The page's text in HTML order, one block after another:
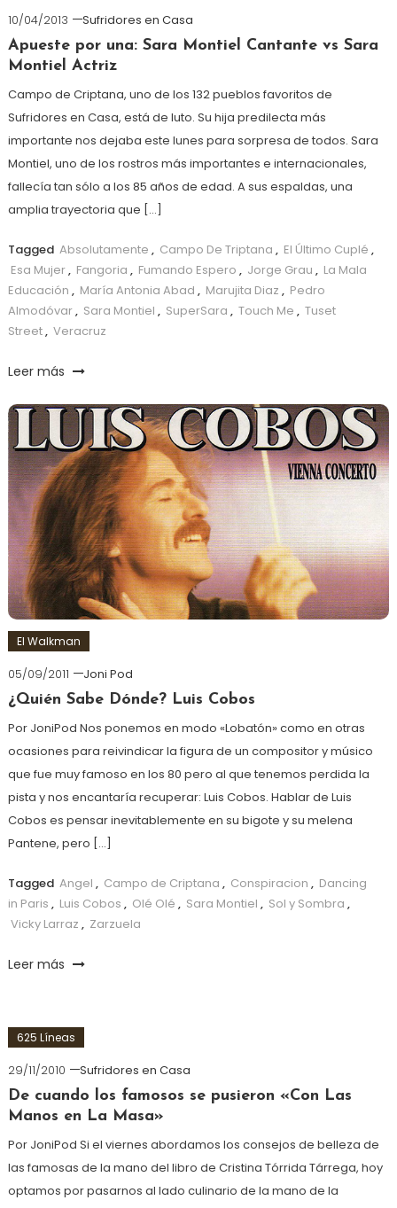
10/04/2013
Sufridores en Casa
Apueste por una: Sara Montiel Cantante vs Sara
Montiel Actriz
Campo de Criptana, uno de los 132 pueblos favoritos de
Sufridores en Casa, está de luto. Su hija predilecta más
importante nos dejaba este lunes para sorpresa de todos. Sara
Montiel, uno de los rostros más importantes e internacionales,
fallecía tan sólo a los 85 años de edad. A sus espaldas, una
amplia trayectoria que […]
Tagged Absolutamente , Campo De Triptana , El Último Cuplé ,
Esa Mujer, Fangoria , Fumando Espero , Jorge Grau , La Mala
Educación , María Antonia Abad , Marujita Diaz , Pedro
Almodóvar, Sara Montiel , SuperSara , Touch Me , Tuset
Street, Veracruz
Leer más
El Walkman
05/09/2011
Joni Pod
¿Quién Sabe Dónde? Luis Cobos
Por JoniPod Nos ponemos en modo «Lobatón» como en otras
ocasiones para reivindicar la figura de un compositor y músico
que fue muy famoso en los 80 pero al que tenemos perdida la
pista y nos encantaría recuperar: Luis Cobos. Hablar de Luis
Cobos es pensar inevitablemente en su bigote y su melena
Pantene, pero […]
Tagged Angel , Campo de Criptana , Conspiracion , Dancing
in Paris , Luis Cobos , Olé Olé , Sara Montiel , Sol y Sombra ,
Vicky Larraz , Zarzuela
Leer más
625 Líneas
29/11/2010
Sufridores en Casa
De cuando los famosos se pusieron «Con Las
Manos en La Masa»
Por JoniPod Si el viernes abordamos los consejos de belleza de
las famosas de la mano del libro de Cristina Tórrida Tárrega, hoy
optamos por pasarnos al lado culinario de la mano de la